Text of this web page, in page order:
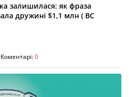
залишилася: як фраза
дружині $1,1 млн ( ВС
Коментарі:0